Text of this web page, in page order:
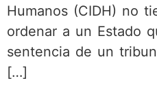
Humanos (CIDH) no
ordenar a un Estado
sentencia de un
[…]